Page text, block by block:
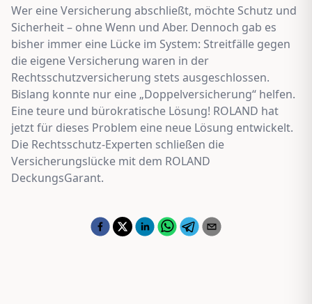
Wer eine Versicherung abschließt, möchte Schutz und
Sicherheit – ohne Wenn und Aber. Dennoch gab es
bisher immer eine Lücke im System: Streitfälle gegen
die eigene Versicherung waren in der
Rechtsschutzversicherung stets ausgeschlossen.
Bislang konnte nur eine „Doppelversicherung“ helfen.
Eine teure und bürokratische Lösung! ROLAND hat
jetzt für dieses Problem eine neue Lösung entwickelt.
Die Rechtsschutz-Experten schließen die
Versicherungslücke mit dem ROLAND
DeckungsGarant.